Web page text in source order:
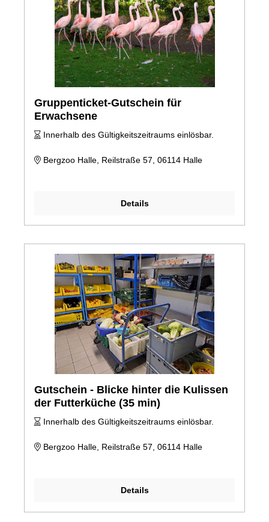
Gruppenticket-Gutschein für
Erwachsene
Innerhalb des Gültigkeitszeitraums einlösbar.
Bergzoo Halle, Reilstraße 57, 06114 Halle
Details
Gutschein - Blicke hinter die Kulissen
der Futterküche (35 min)
Innerhalb des Gültigkeitszeitraums einlösbar.
Bergzoo Halle, Reilstraße 57, 06114 Halle
Details